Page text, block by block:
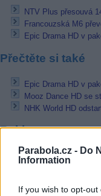
Parabola.cz - Do
Information
If you wish to opt-
NTV Plus přesouvá
Francouzská M6
Epic Drama HD v
Přečtěte si také
Epic Drama HD v
Mooz Dance HD se
NHK World HD
Reklama
Pracovní nabídky
48.400 Kč •